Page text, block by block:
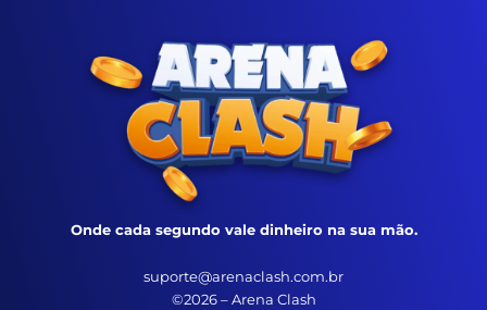
Onde cada segundo vale dinheiro na sua mão.
suporte@arenaclash.com.br
©2026 – Arena Clash